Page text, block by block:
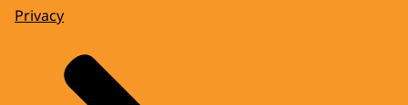
Privacy